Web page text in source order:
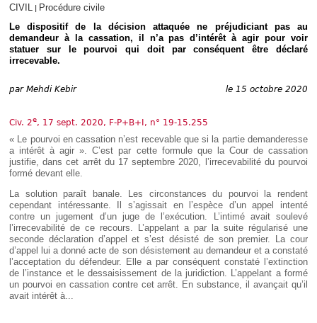
IT
CIVIL
Procédure civile
Le dispositif de la décision attaquée ne préjudiciant pas au
demandeur à la cassation, il n’a pas d’intérêt à agir pour voir
statuer sur le pourvoi qui doit par conséquent être déclaré
irrecevable.
par Mehdi Kebir le 15 octobre 2020
Civ. 2e, 17 sept. 2020, F-P+B+I, n° 19-15.255
« Le pourvoi en cassation n’est recevable que si la partie demanderesse
a intérêt à agir ». C’est par cette formule que la Cour de cassation
justifie, dans cet arrêt du 17 septembre 2020, l’irrecevabilité du pourvoi
formé devant elle.
La solution paraît banale. Les circonstances du pourvoi la rendent
cependant intéressante. Il s’agissait en l’espèce d’un appel intenté
contre un jugement d’un juge de l’exécution. L’intimé avait soulevé
l’irrecevabilité de ce recours. L’appelant a par la suite régularisé une
seconde déclaration d’appel et s’est désisté de son premier. La cour
d’appel lui a donné acte de son désistement au demandeur et a constaté
l’acceptation du défendeur. Elle a par conséquent constaté l’extinction
de l’instance et le dessaisissement de la juridiction. L’appelant a formé
un pourvoi en cassation contre cet arrêt. En substance, il avançait qu’il
avait intérêt à...